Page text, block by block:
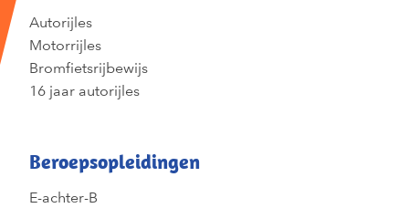
Autorijles
Motorrijles
Bromfietsrijbewijs
16 jaar autorijles
Beroepsopleidingen
E-achter-B